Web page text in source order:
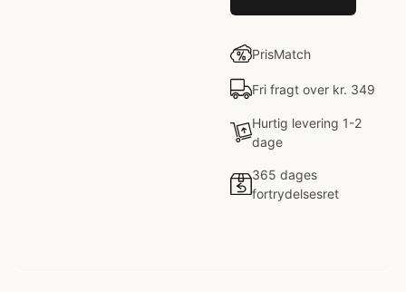
PrisMatch
Fri fragt over kr. 349
Hurtig levering 1-2
dage
365 dages
fortrydelsesret